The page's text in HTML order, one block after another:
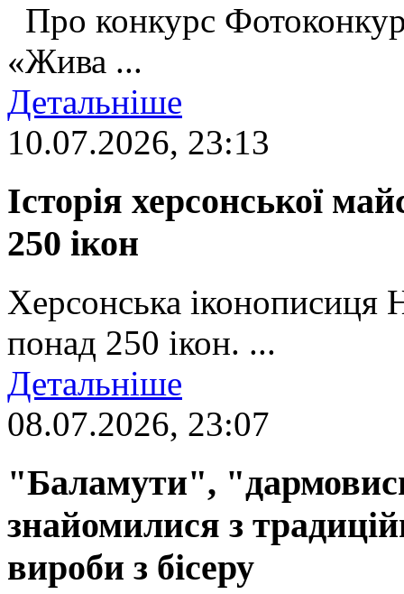
Про конкурс
«Жива ...
Детальніше
10.07.2026, 23:13
Історія херсонської
250 ікон
Херсонська іконописиця
понад 250 ікон. ...
Детальніше
08.07.2026, 23:07
"Баламути",
знайомилися з
вироби з бісеру